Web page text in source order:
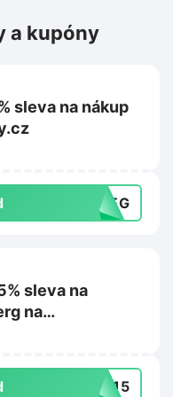
a kupóny
sleva na nákup
51EG
sleva na
na
XB15